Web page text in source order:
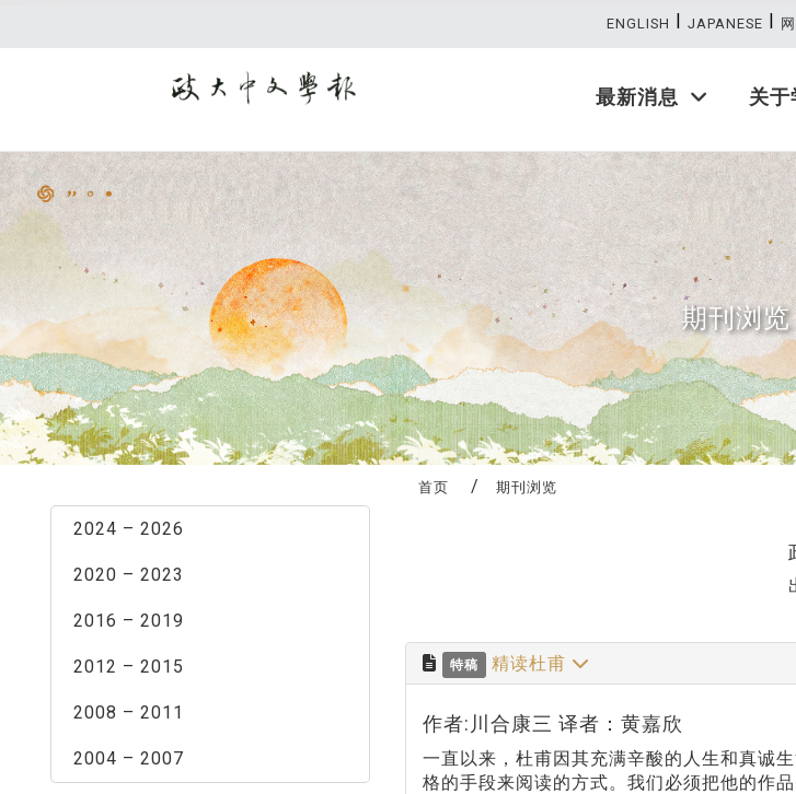
最新消息 关于
ENGLISH | JAPANESE |
期刊浏览
2024 – 2026
2020 – 2023
2016 – 2019
2012 – 2015
2008 – 2011
2004 – 2007
首页 期刊浏览
特稿 精读杜甫
作者:川合康三 译者：黄嘉欣
一直以来，杜甫因其充满辛酸的人生和真诚
格的手段来阅读的方式。我们必须把他的作